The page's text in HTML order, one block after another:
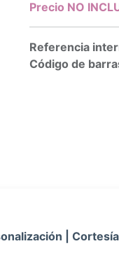
Precio NO
Referencia
Código de
|